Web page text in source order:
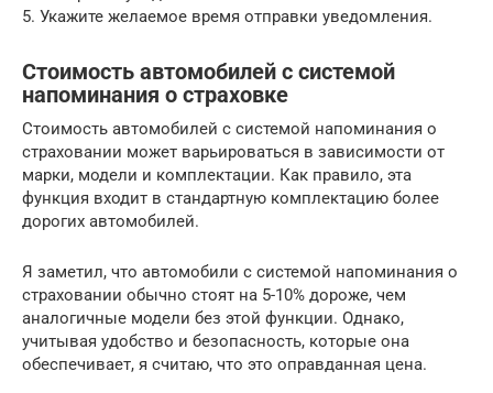
5. Укажите желаемое время отправки уведомления.
Стоимость автомобилей с системой
напоминания о страховке
Стоимость автомобилей с системой напоминания о
страховании может варьироваться в зависимости от
марки, модели и комплектации. Как правило, эта
функция входит в стандартную комплектацию более
дорогих автомобилей.
Я заметил, что автомобили с системой напоминания о
страховании обычно стоят на 5-10% дороже, чем
аналогичные модели без этой функции. Однако,
учитывая удобство и безопасность, которые она
обеспечивает, я считаю, что это оправданная цена.